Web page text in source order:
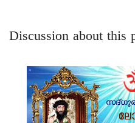
Discussion about this